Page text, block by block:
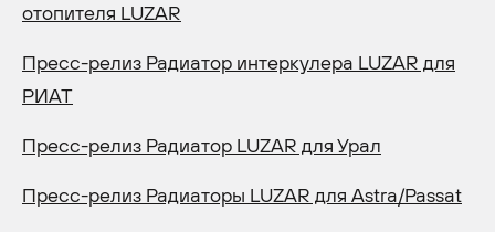
отопителя LUZAR
Пресс-релиз Радиатор интеркулера LUZAR для
РИАТ
Пресс-релиз Радиатор LUZAR для Урал
Пресс-релиз Радиаторы LUZAR для Astra/Passat